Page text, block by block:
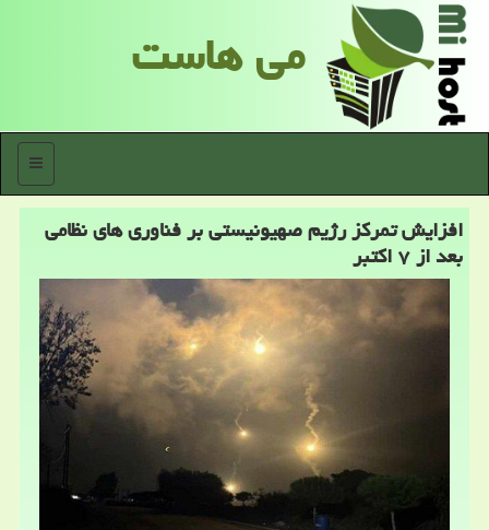
می هاست
منو
افزایش تمرکز رژیم صهیونیستی بر فناوری های نظامی
بعد از ۷ اکتبر